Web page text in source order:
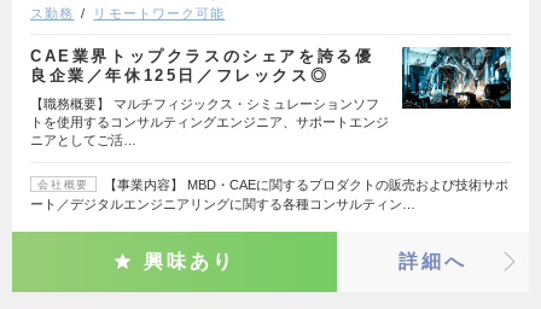
ス勤務
リモートワーク可能
CAE業界トップクラスのシェアを誇る優
良企業／年休125日／フレックス◎
【職務概要】 マルチフィジックス・シミュレーションソフ
トを使用するコンサルティングエンジニア、サポートエンジ
ニアとしてご活…
会社概要
【事業内容】 MBD・CAEに関するプロダクトの販売および技術サポ
ート／デジタルエンジニアリングに関する各種コンサルティン…
興味あり 詳細へ